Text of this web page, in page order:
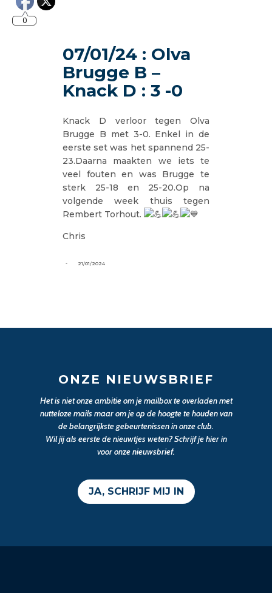
0
07/01/24 : Olva
Brugge B –
Knack D : 3 -0
Knack D verloor tegen Olva
Brugge B met 3-0. Enkel in de
eerste set was het spannend 25-
23.Daarna maakten we iets te
veel fouten en was Brugge te
sterk 25-18 en 25-20.Op na
volgende week thuis tegen
Rembert Torhout.
Chris
- 21/01/2024
ONZE NIEUWSBRIEF
Het is niet onze ambitie om je mailbox te overladen met
nutteloze mails maar om je op de hoogte te houden van
de belangrijkste gebeurtenissen in onze club.
Wil jij als eerste de nieuwtjes weten? Schrijf je hier in
voor onze nieuwsbrief.
JA, SCHRIJF MIJ IN